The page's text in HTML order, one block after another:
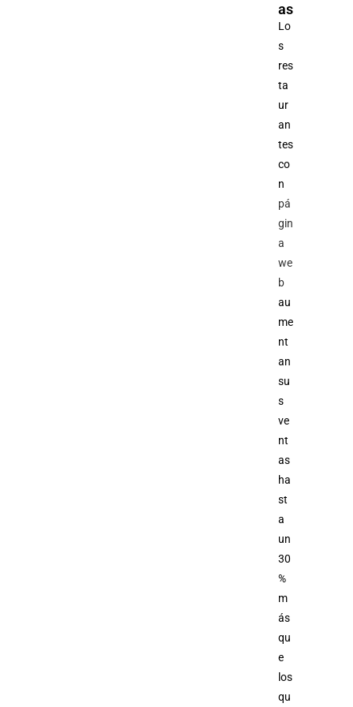
as
Lo
s
res
ta
ur
an
tes
co
n
pá
gin
a
we
b
au
me
nt
an
su
s
ve
nt
as
ha
st
a
un
30
%
m
ás
qu
e
los
qu